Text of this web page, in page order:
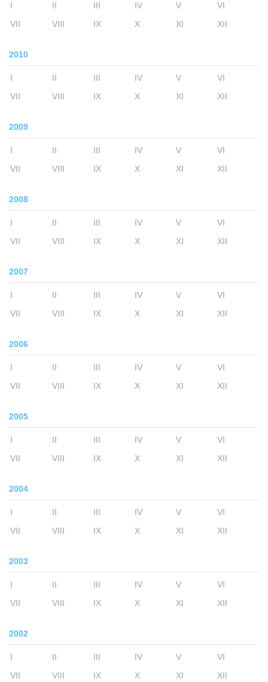
I II III IV V
VI
VII
VIII IX X XI XII
2010
I II III IV V
VI
VII
VIII IX X XI XII
2009
I II III IV V
VI
VII
VIII IX X XI XII
2008
I II III IV V
VI
VII
VIII IX X XI XII
2007
I II III IV V
VI
VII
VIII IX X XI XII
2006
I II III IV V
VI
VII
VIII IX X XI XII
2005
I II III IV V
VI
VII
VIII IX X XI XII
2004
I II III IV V
VI
VII
VIII IX X XI XII
2003
I II III IV V
VI
VII
VIII IX X XI XII
2002
I II III IV V
VI
VII
VIII IX X XI XII